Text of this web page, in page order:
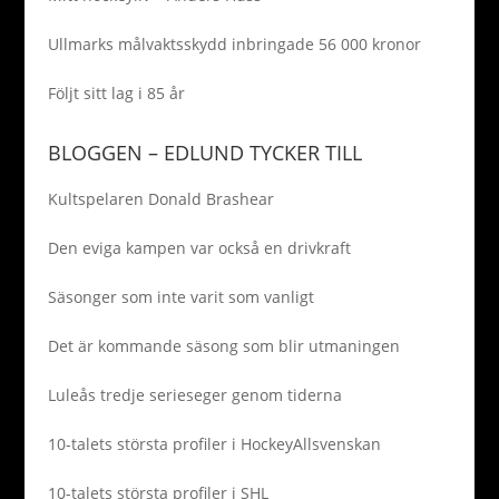
Ullmarks målvaktsskydd inbringade 56 000 kronor
Följt sitt lag i 85 år
BLOGGEN – EDLUND TYCKER TILL
Kultspelaren Donald Brashear
Den eviga kampen var också en drivkraft
Säsonger som inte varit som vanligt
Det är kommande säsong som blir utmaningen
Luleås tredje serieseger genom tiderna
10-talets största profiler i HockeyAllsvenskan
10-talets största profiler i SHL